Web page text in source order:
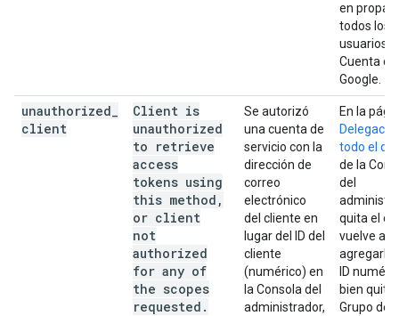
en
todos los
usuarios
Cuenta de
Google.
unauthorized
client
Client is
unauthorized
to retrieve
access
tokens using
this method ,
or client
not
authorized
for any of
the scopes
requested .
Se autorizó
una cuenta de
servicio con la
dirección de
correo
electrónico
del cliente en
lugar del ID del
cliente
(numérico) en
la Consola del
administrador,
En la
todo el
de la
del
quita el
vuelve a
agregarlo
ID
bien quita
Grupo de